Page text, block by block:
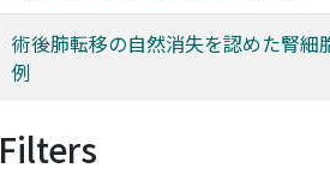
術後肺転移の自然消失を認めた腎細
例
Filters